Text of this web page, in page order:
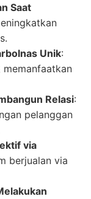
Saat
Unik:
Relasi:
pelanggan
via
berjualan via